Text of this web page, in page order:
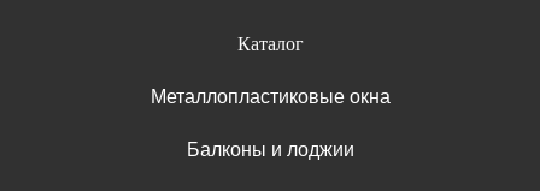
Каталог
Металлопластиковые окна
Балконы и лоджии